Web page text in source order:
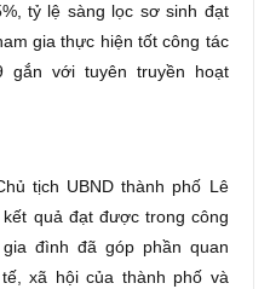
tỷ lệ sàng lọc sơ sinh đạt
gia thực hiện tốt công tác
gắn với tuyên truyền hoạt
tịch UBND thành phố Lê
quả đạt được trong công
đình đã góp phần quan
xã hội của thành phố và